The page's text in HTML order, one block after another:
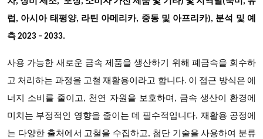
럽, 아시아 태평양, 라틴 아메리카, 중동 및 아프리카), 분석 및 예
측 2023 – 2033.
사용 가능한 새로운 금속 제품을 생산하기 위해 폐금속을 회수하
고 처리하는 과정을 고철 재활용이라고 합니다. 이 접근 방식은 에
너지 소비를 줄이고, 천연 자원을 보호하며, 금속 생산이 환경에
미치는 부정적인 영향을 줄이는 데 필수적입니다. 재활용 공정에
는 다양한 출처에서 고철을 수집하고, 첨단 기술을 사용하여 분류